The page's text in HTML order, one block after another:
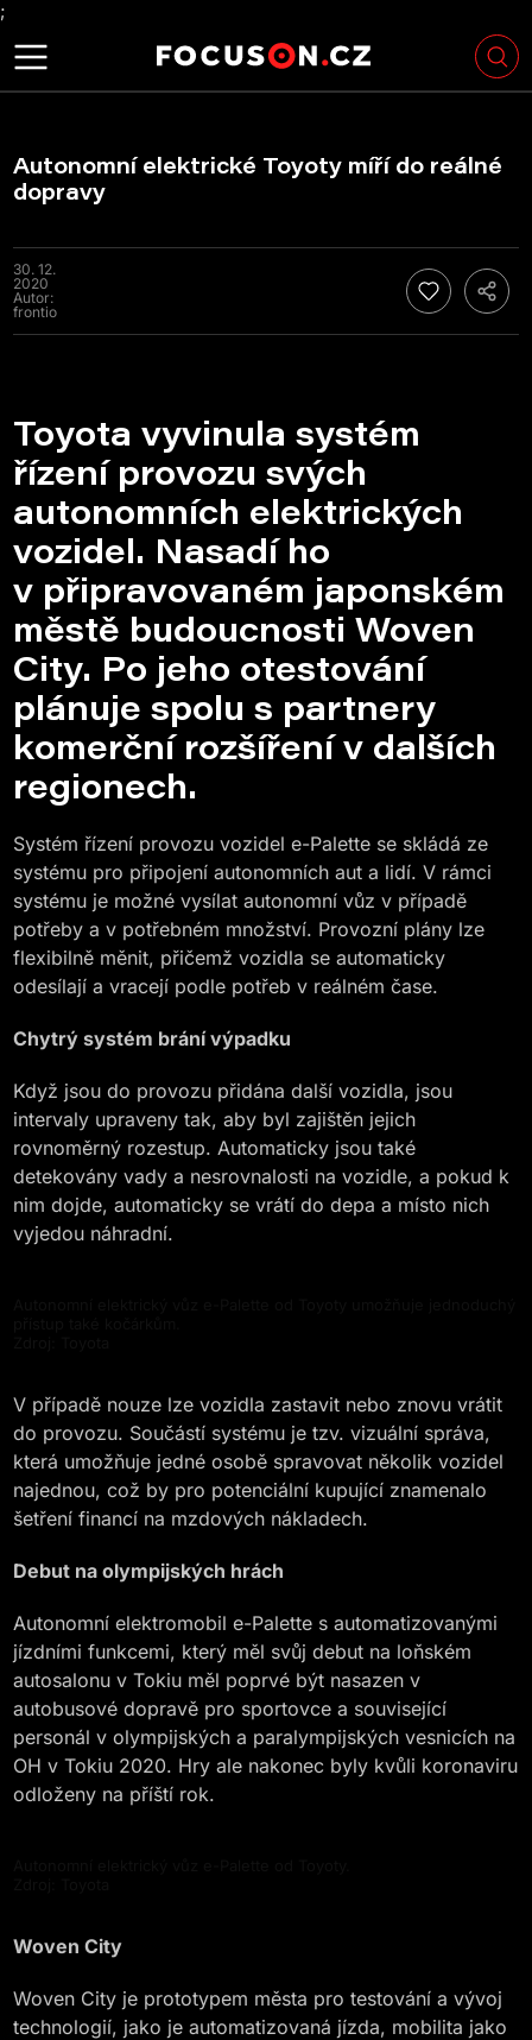
;
Autonomní elektrické Toyoty míří do reálné
dopravy
30. 12.
2020
Autor:
frontio
Toyota vyvinula systém
řízení provozu svých
autonomních elektrických
vozidel. Nasadí ho
v připravovaném japonském
městě budoucnosti Woven
City. Po jeho otestování
plánuje spolu s partnery
komerční rozšíření v dalších
regionech.
Systém řízení provozu vozidel e-Palette se skládá ze
systému pro připojení autonomních aut a lidí. V rámci
systému je možné vysílat autonomní vůz v případě
potřeby a v potřebném množství. Provozní plány lze
flexibilně měnit, přičemž vozidla se automaticky
odesílají a vracejí podle potřeb v reálném čase.
Chytrý systém brání výpadku
Když jsou do provozu přidána další vozidla, jsou
intervaly upraveny tak, aby byl zajištěn jejich
rovnoměrný rozestup. Automaticky jsou také
detekovány vady a nesrovnalosti na vozidle, a pokud k
nim dojde, automaticky se vrátí do depa a místo nich
vyjedou náhradní.
V případě nouze lze vozidla zastavit nebo znovu vrátit
do provozu. Součástí systému je tzv. vizuální správa,
která umožňuje jedné osobě spravovat několik vozidel
najednou, což by pro potenciální kupující znamenalo
šetření financí na mzdových nákladech.
Debut na olympijských hrách
Autonomní elektromobil e-Palette s automatizovanými
jízdními funkcemi, který měl svůj debut na loňském
autosalonu v Tokiu měl poprvé být nasazen v
autobusové dopravě pro sportovce a související
personál v olympijských a paralympijských vesnicích na
OH v Tokiu 2020. Hry ale nakonec byly kvůli koronaviru
odloženy na příští rok.
Woven City
Woven City je prototypem města pro testování a vývoj
technologií, jako je automatizovaná jízda, mobilita jako